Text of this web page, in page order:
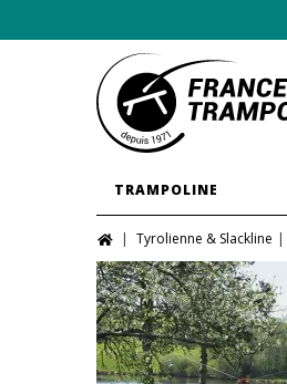
TRAMPOLINE
Tyrolienne & Slackline